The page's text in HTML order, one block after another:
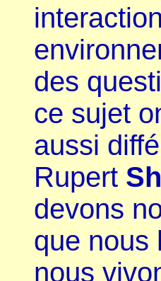
des
ce sujet
aussi
Rupert
devons
que nous
nous